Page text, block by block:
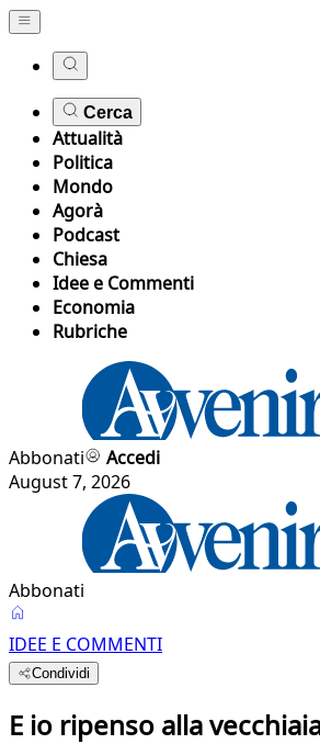
Cerca
Attualità
Politica
Mondo
Agorà
Podcast
Chiesa
Idee e Commenti
Economia
Rubriche
Abbonati
Accedi
August 7, 2026
Abbonati
IDEE E COMMENTI
Condividi
E io ripenso alla